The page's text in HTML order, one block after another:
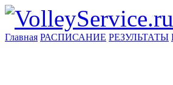
Главная РАСПИСАНИЕ РЕЗУЛЬТАТЫ